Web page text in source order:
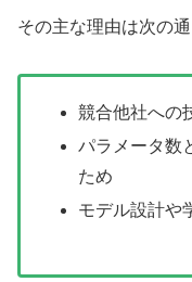
その主な理由は次の通
競合他社への
パラメータ数
ため
モデル設計や